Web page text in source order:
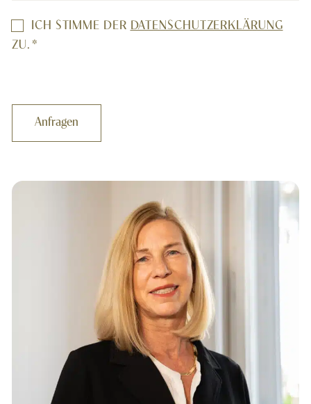
EINWILLIGUNG
*
ICH STIMME DER DATENSCHUTZERKLÄRUNG
ZU. *